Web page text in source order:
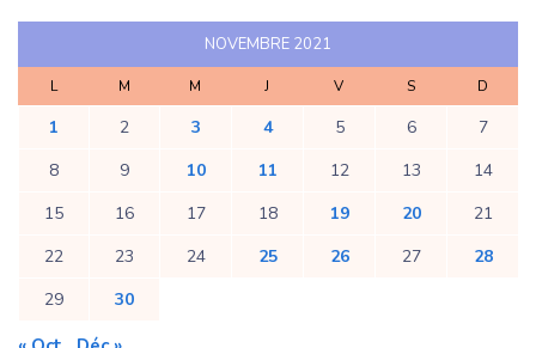
NOVEMBRE 2021
L M M J V S D
1 2 3 4 5 6
7
8
9 10 11 12 13
14
15
16 17 18 19 20
21
22
23 24 25 26 27
28
29
30